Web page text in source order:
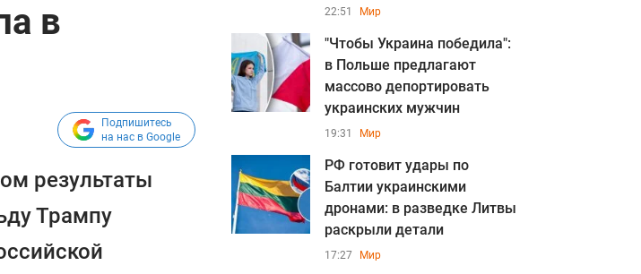
в
Подпишитесь
на нас в Google
результаты
Трампу
22:51 Мир
"Чтобы Украина победила":
в Польше предлагают
массово депортировать
украинских мужчин
19:31 Мир
РФ готовит удары по
Балтии украинскими
дронами: в разведке Литвы
раскрыли детали
17:27 Мир